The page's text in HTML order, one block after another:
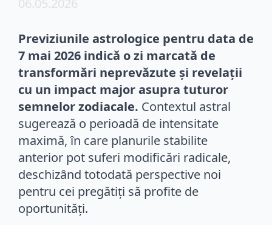
06.05.2026
Previziunile astrologice pentru data de
7 mai 2026 indică o zi marcată de
transformări neprevăzute și revelații
cu un impact major asupra tuturor
semnelor zodiacale. Contextul astral
sugerează o perioadă de intensitate
maximă, în care planurile stabilite
anterior pot suferi modificări radicale,
deschizând totodată perspective noi
pentru cei pregătiți să profite de
oportunități.